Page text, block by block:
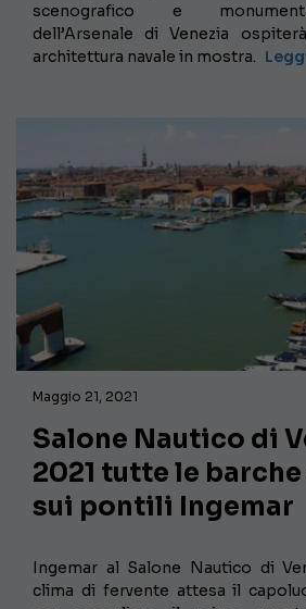
scenografico e
dell’Arsenale di Venezia
architettura navale in mostra.
Maggio 21, 2021
Salone Nautico di
2021 tutte le
sui pontili Ingemar
Ingemar al Salone Nautico di
clima di fervente attesa il